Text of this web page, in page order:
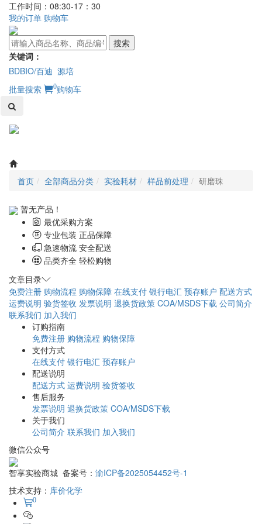
工作时间：08:30-17：30
我的订单 购物车
搜索
关键词：
BDBIO/百迪 源培
批量搜索
0购物车
首页 全部商品分类 实验耗材 样品前处理 研磨珠
暂无产品！
最优采购方案
专业包装 正品保障
急速物流 安全配送
品类齐全 轻松购物
文章目录
免费注册 购物流程 购物保障 在线支付 银行电汇 预存账户 配送方式
运费说明 验货签收 发票说明 退换货政策 COA/MSDS下载 公司简介
联系我们 加入我们
订购指南
免费注册 购物流程 购物保障
支付方式
在线支付 银行电汇 预存账户
配送说明
配送方式 运费说明 验货签收
售后服务
发票说明 退换货政策 COA/MSDS下载
关于我们
公司简介 联系我们 加入我们
微信公众号
智享实验商城 备案号： 渝ICP备2025054452号-1
技术支持： 库价化学
0